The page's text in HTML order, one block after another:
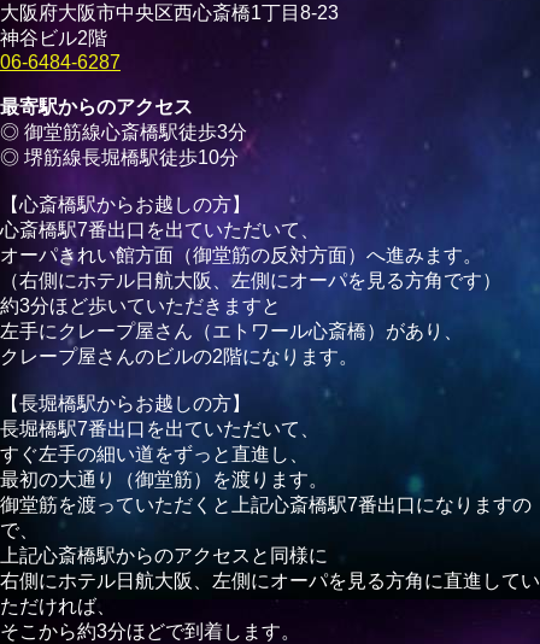
大阪府大阪市中央区西心斎橋1丁目8-23
神谷ビル2階
06-6484-6287
最寄駅からのアクセス
◎ 御堂筋線心斎橋駅徒歩3分
◎ 堺筋線長堀橋駅徒歩10分
【心斎橋駅からお越しの方】
心斎橋駅7番出口を出ていただいて、
オーパきれい館方面（御堂筋の反対方面）へ進みます。
（右側にホテル日航大阪、左側にオーパを見る方角です）
約3分ほど歩いていただきますと
左手にクレープ屋さん（エトワール心斎橋）があり、
クレープ屋さんのビルの2階になります。
【長堀橋駅からお越しの方】
長堀橋駅7番出口を出ていただいて、
すぐ左手の細い道をずっと直進し、
最初の大通り（御堂筋）を渡ります。
御堂筋を渡っていただくと上記心斎橋駅7番出口になりますの
で、
上記心斎橋駅からのアクセスと同様に
右側にホテル日航大阪、左側にオーパを見る方角に直進してい
ただければ、
そこから約3分ほどで到着します。